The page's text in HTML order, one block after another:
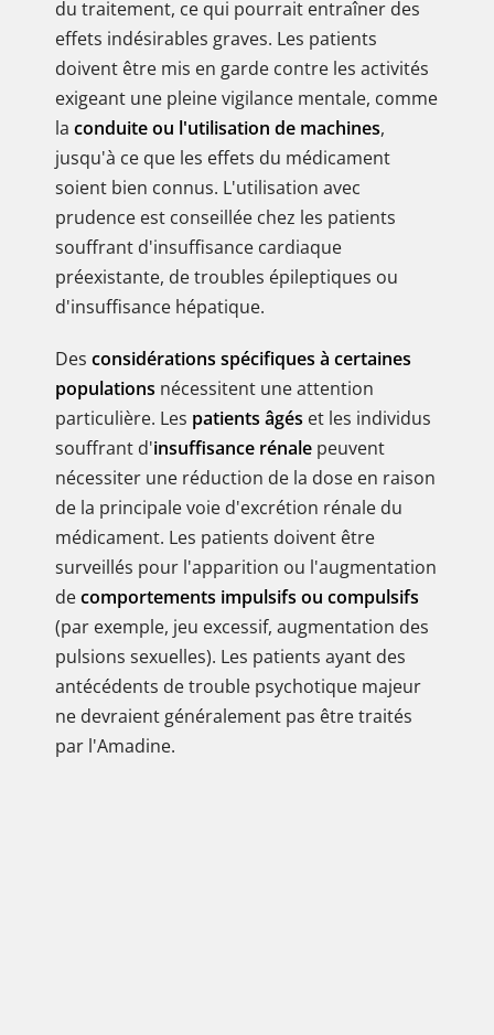
du traitement, ce qui pourrait entraîner des
effets indésirables graves. Les patients
doivent être mis en garde contre les activités
exigeant une pleine vigilance mentale, comme
la conduite ou l'utilisation de machines,
jusqu'à ce que les effets du médicament
soient bien connus. L'utilisation avec
prudence est conseillée chez les patients
souffrant d'insuffisance cardiaque
préexistante, de troubles épileptiques ou
d'insuffisance hépatique.
Des considérations spécifiques à certaines
populations nécessitent une attention
particulière. Les patients âgés et les individus
souffrant d'insuffisance rénale peuvent
nécessiter une réduction de la dose en raison
de la principale voie d'excrétion rénale du
médicament. Les patients doivent être
surveillés pour l'apparition ou l'augmentation
decomportements impulsifs ou compulsifs
(par exemple, jeu excessif, augmentation des
pulsions sexuelles). Les patients ayant des
antécédents de trouble psychotique majeur
ne devraient généralement pas être traités
par l'Amadine.